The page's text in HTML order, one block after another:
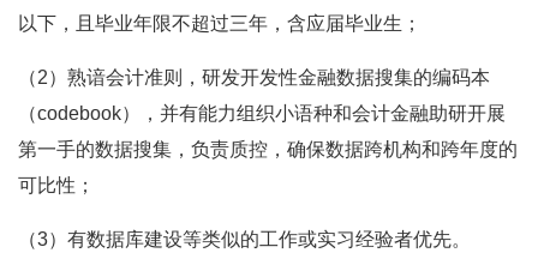
以下，且毕业年限不超过三年，含应届毕业生；
（2）熟谙会计准则，研发开发性金融数据搜集的编码本
（codebook），并有能力组织小语种和会计金融助研开展
第一手的数据搜集，负责质控，确保数据跨机构和跨年度的
可比性；
（3）有数据库建设等类似的工作或实习经验者优先。